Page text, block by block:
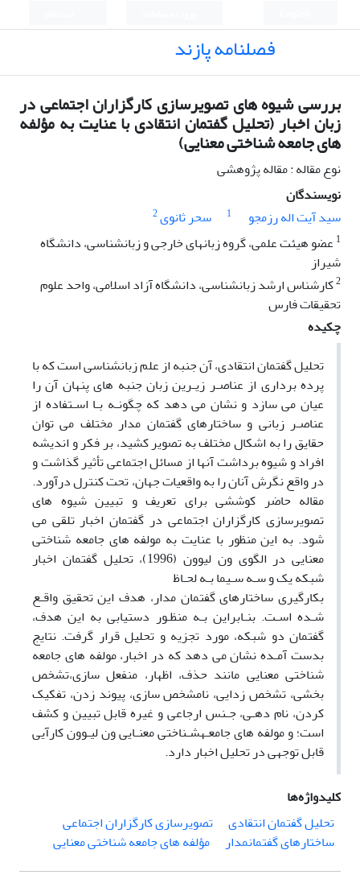
فصلنامه پازند
بررسی شیوه های تصویرسازی کارگزاران اجتماعی در
زبان اخبار (تحلیل گفتمان انتقادی با عنایت به مؤلفه
های جامعه شناختی معنایی)
نوع مقاله : مقاله پژوهشی
نویسندگان
سید آیت اله رزمجو
1 سحر ثانوی2
1 عضو هیئت علمی، گروه زبانهای خارجی و زبانشناسی، دانشگاه
شیراز
2کارشناس ارشد زبانشناسی، دانشگاه آزاد اسلامی، واحد علوم
تحقیقات فارس
چکیده
تحلیل گفتمان انتقادی، آن جنبه از علم زبانشناسی است که با
پرده برداری از عناصـر زیـرین زبان جنبه های پنهان آن را
عیان می سازد و نشان می دهد که چگونـه بـا اسـتفاده از
عناصـر زبانی و ساختارهای گفتمان مدار مختلف می توان
حقایق را به اشکال مختلف به تصویر کشید، بر فکر و اندیشه
افراد و شیوه برداشت آنها از مسائل اجتماعی تأثیر گذاشت و
در واقع نگرش آنان را به واقعیات جهان، تحت کنترل درآورد.
مقاله حاضر کوششی برای تعریف و تبیین شیوه های
تصویرسازی کارگزاران اجتماعی در گفتمان اخبار تلقی می
شود. به این منظور با عنایت به مولفه های جامعه شناختی
معنایی در الگوی ون لیوون (1996)، تحلیل گفتمان اخبار
شبکه یک و سـه سـیما بـه لحـاظ
بکارگیری ساختارهای گفتمان مدار، هدف این تحقیق واقـع
شـده اسـت. بنـابراین بـه منظـور دستیابی به این هدف،
گفتمان دو شبکه، مورد تجزیه و تحلیل قرار گرفت. نتایج
بدست آمـده نشان می دهد که در اخبار، مولفه های جامعه
شناختی معنایی مانند حذف، اظهار، منفعل سازی،تشخص
بخشی، تشخص زدایی، نامشخص سازی، پیوند زدن، تفکیک
کردن، نام دهـی، جـنس ارجاعی و غیره قابل تبیین و کشف
است؛ و مولفه های جامعـهشـناختی معنـایی ون لیـوون کارآیی
قابل توجهی در تحلیل اخبار دارد.
کلیدواژه‌ها
تحلیل گفتمان انتقادی
تصویرسازی کارگزاران اجتماعی
ساختارهای گفتمانمدار
مؤلفه های جامعه شناختی معنایی